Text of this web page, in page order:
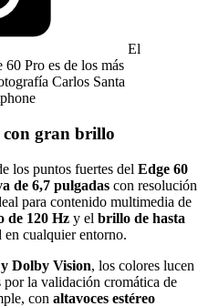
El
Pro es de los más
Carlos Santa
gran brillo
los puntos fuertes del Edge 60
de 6,7 pulgadas con resolución
para contenido multimedia de
de 120 Hz y el brillo de hasta
cualquier entorno.
Dolby Vision, los colores lucen
la validación cromática de
con altavoces estéreo